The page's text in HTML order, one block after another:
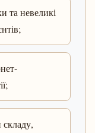
та невеликі
складу,